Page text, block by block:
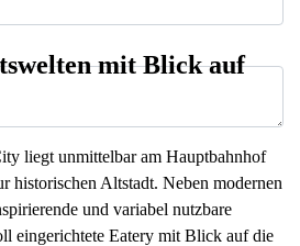
mit Blick auf
liegt unmittelbar am Hauptbahnhof
historischen Altstadt. Neben modernen
und variabel nutzbare
eingerichtete Eatery mit Blick auf die